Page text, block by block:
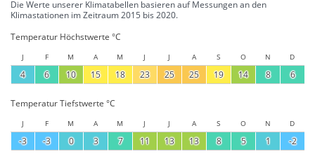
Die Werte unserer Klimatabellen basieren auf Messungen an den
Klimastationen im Zeitraum 2015 bis 2020.
Temperatur Höchstwerte °C
J F M A M J J A S O N D
4 6 10 15 18 23 25 25 19 14 8 6
Temperatur Tiefstwerte °C
J F M A M J J A S O N D
-3 -3 0 3 7 11 13 13 8 5 1 -2